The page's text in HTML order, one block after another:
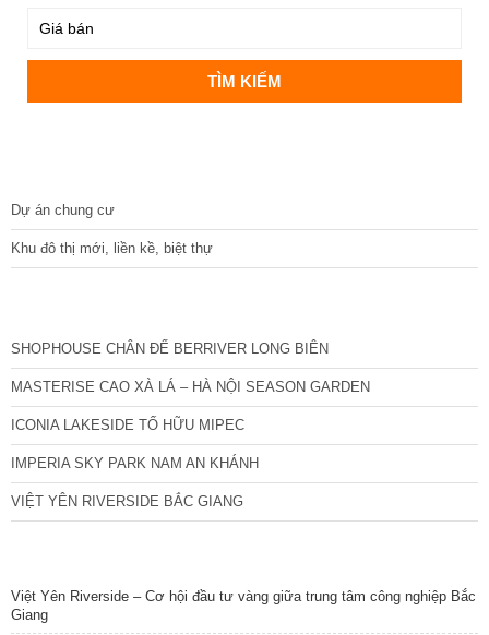
Dự án chung cư
Khu đô thị mới, liền kề, biệt thự
SHOPHOUSE CHÂN ĐẾ BERRIVER LONG BIÊN
MASTERISE CAO XÀ LÁ – HÀ NỘI SEASON GARDEN
ICONIA LAKESIDE TỐ HỮU MIPEC
IMPERIA SKY PARK NAM AN KHÁNH
VIỆT YÊN RIVERSIDE BẮC GIANG
Việt Yên Riverside – Cơ hội đầu tư vàng giữa trung tâm công nghiệp Bắc
Giang